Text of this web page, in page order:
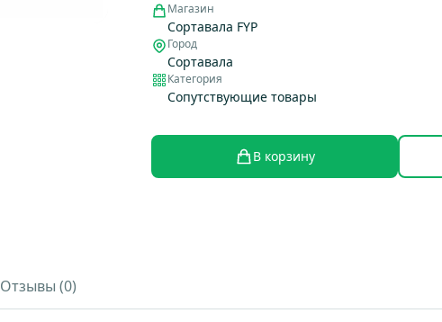
Магазин
Сортавала FYP
Город
Сортавала
Категория
Сопутствующие товары
В корзину
Отзывы (0)